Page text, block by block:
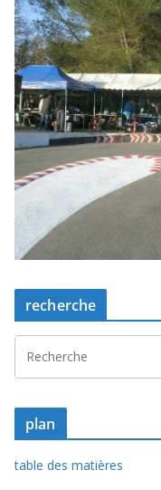
recherche
plan
table des matières